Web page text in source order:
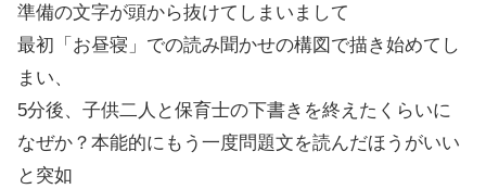
準備の文字が頭から抜けてしまいまして
最初「お昼寝」での読み聞かせの構図で描き始めてし
まい、
5分後、子供二人と保育士の下書きを終えたくらいに
なぜか？本能的にもう一度問題文を読んだほうがいい
と突如